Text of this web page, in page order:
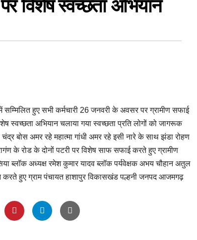
स्वच्छता अभियान
हुए सभी कर्मचारी 26 जनवरी के अवसर पर ग्रामीण सफाई
स्वच्छता अभियान चलाया गया स्वच्छता प्रति लोगों को जागरूक
बोस अमर रहे महात्मा गांधी अमर रहे इसी नारे के साथ झंडा रोहण
के रोड के दोनों पटरी पर विशेष साफ सफाई करते हुए ग्रामीण
ब्लॉक अध्यक्ष रमेश कुमार यादव ब्लॉक पर्यवेक्षक अभय चौहान अतुल
करते हुए ग्राम पंचायत हाशापुर विकासखंड पल्हनी जनपद आजमगढ़